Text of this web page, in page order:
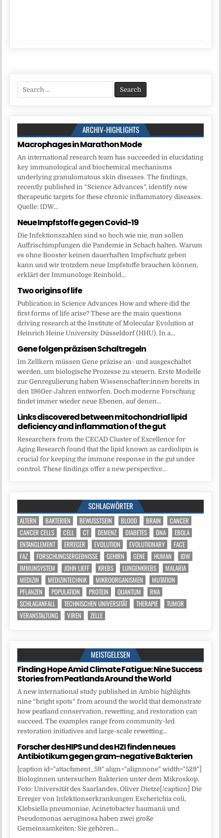
Search
for:
ARCHIV-HIGHLIGHTS
Macrophages in Marathon Mode
An international research team has succeeded in elucidating
key immunological and biochemical mechanisms
underlying granulomatous skin diseases. The findings,
recently published in “Science Advances”, identify new
therapeutic targets for these chronic inflammatory diseases.
Quelle: IDW...
Neue Impfstoffe gegen Covid-19
Die Infektionszahlen sind so hoch wie nie, nun sollen
Auffrischimpfungen die Pandemie in Schach halten. Warum
es ohne Booster keinen dauerhaften Impfschutz geben
kann und wir trotzdem neue Impfstoffe brauchen können,
erklärt der Immunologe Reinhold...
Two origins of life
Publication in Science Advances How and where did the
first forms of life arise? These are the main questions
driving research at the Institute of Molecular Evolution at
Heinrich Heine University Düsseldorf (HHU). In a...
Gene folgen präzisen Schaltregeln
Im Zellkern müssen Gene präzise an- und ausgeschaltet
werden, um biologische Prozesse zu steuern. Erste Modelle
zur Genregulierung haben Wissenschafter:innen bereits in
den 1960er-Jahren entworfen. Doch moderne Forschung
findet immer wieder neue Ebenen, auf denen...
Links discovered between mitochondrial lipid
deficiency and inflammation of the gut
Researchers from the CECAD Cluster of Excellence for
Aging Research found that the lipid known as cardiolipin is
crucial for keeping the immune response in the gut under
control. These findings offer a new perspective...
SCHLAGWÖRTER
ALTERN BAKTERIEN BEWUSSTSEIN BLOOD BRAIN
CANCER
CANCER CELLS
CELL CT DEMENZ DIABETES DNA
EBOLA
ENTANGLEMENT
ERREGER EVOLUTION EVOLUTIONARY
FACE
FAZ
FORSCHUNGSERGEBNISSE GEHIRN GENE HUMAN
IDW
IMMUNSYSTEM
JOHN LIEFF KREBS LUNGENKREBS
MALARIA
MEDIZIN
MEDIZINTECHNIK MIKROORGANISMEN
MUTATION
PFLANZEN
POPULATION PROTEIN QUANTUM
RNA
SCHLAGANFALL
TECHNISCHEN UNIVERSITÄT THERAPIE
TUMOR
VERANSTALTUNG
VIREN ZELLE
MEISTGELESEN
Finding Hope Amid Climate Fatigue: Nine Success
Stories from Peatlands Around the World
A new international study published in Ambio highlights
nine “bright spots” from around the world that demonstrate
how peatland conservation, rewetting, and restoration can
succeed. The examples range from community-led
restoration initiatives and large-scale rewetting...
Forscher des HIPS und des HZI finden neues
Antibiotikum gegen gram-negative Bakterien
[caption id="attachment_59" align="alignnone" width="529"]
Biologinnen untersuchen Bakterien unter dem Mikroskop.
Foto: Universität des Saarlandes, Oliver Dietze[/caption] Die
Erreger von Infektionserkrankungen Escherichia coli,
Klebsiella pneumoniae, Acinetobacter baumanii und
Pseudomonas aeruginosa haben zwei große
Gemeinsamkeiten: Sie gehören...